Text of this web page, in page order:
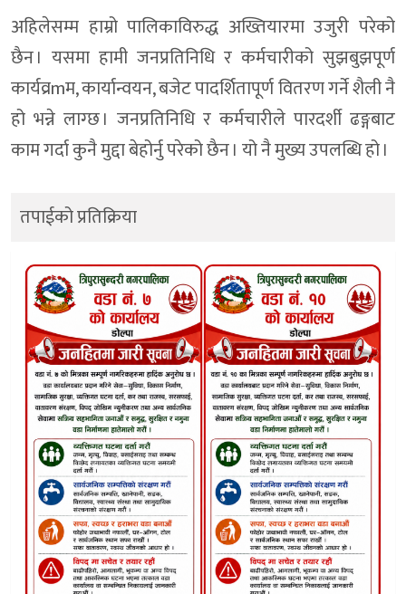
अहिलेसम्म हाम्रो पालिकाविरुद्ध अख्तियारमा उजुरी परेको
छैन । यसमा हामी जनप्रतिनिधि र कर्मचारीको सुझबुझपूर्ण
कार्यव्रmम, कार्यान्वयन, बजेट पादर्शितापूर्ण वितरण गर्ने शैली नै
हो भन्ने लाग्छ । जनप्रतिनिधि र कर्मचारीले पारदर्शी ढङ्गबाट
काम गर्दा कुनै मुद्दा बेहोर्नु परेको छैन । यो नै मुख्य उपलब्धि हो ।
तपाईको प्रतिक्रिया